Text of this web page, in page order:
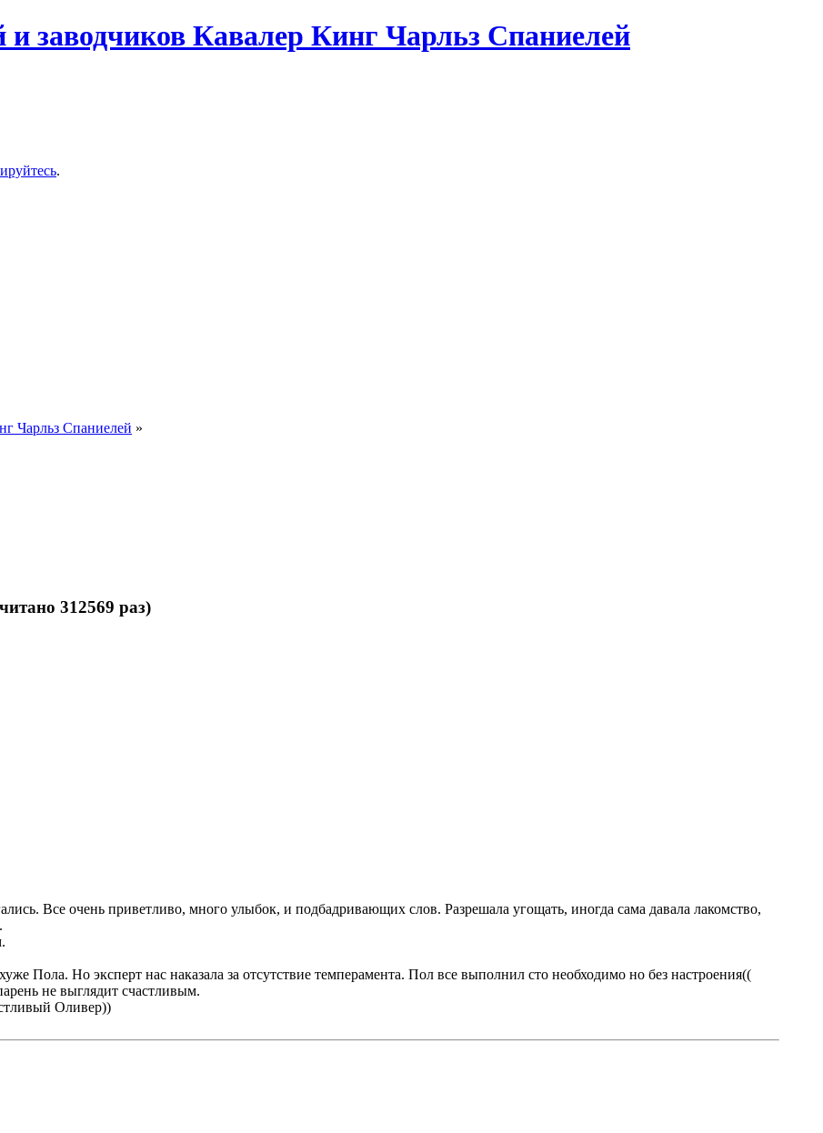
заводчиков Кавалер Кинг Чарльз Спаниелей
.
Чарльз Спаниелей »
312569 раз)
Все очень приветливо, много улыбок, и подбадривающих слов. Разрешала угощать, иногда сама давала лакомство,
Пола. Но эксперт нас наказала за отсутствие темперамента. Пол все выполнил сто необходимо но без настроения((
не выглядит счастливым.
Оливер))